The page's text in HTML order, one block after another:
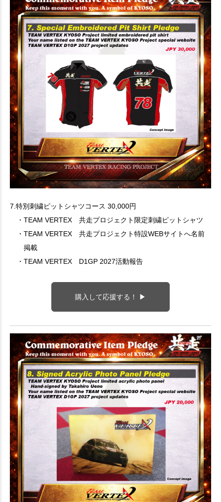
7.特別刺繍ピットシャツコース 30,000円
・TEAM VERTEX 共走プロジェクト限定刺繍ピットシャツ
・TEAM VERTEX 共走プロジェクト特設WEBサイトへ名前
掲載
・TEAM VERTEX D1GP 2027活動報告
購入して応援する！ ▶